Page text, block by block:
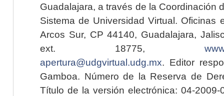
Guadalajara, a través de la Coordinación
Sistema de Universidad Virtual. Oficinas
Arcos Sur, CP 44140, Guadalajara,
ext. 18775,
apertura@udgvirtual.udg.mx. Editor
Gamboa. Número de la Reserva de
Título de la versión electrónica: 04-2009-